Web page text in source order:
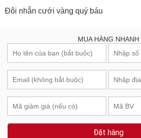
Đôi nhẫn cưới vàng quý báu
MUA HÀNG NHANH
Đặt hàng